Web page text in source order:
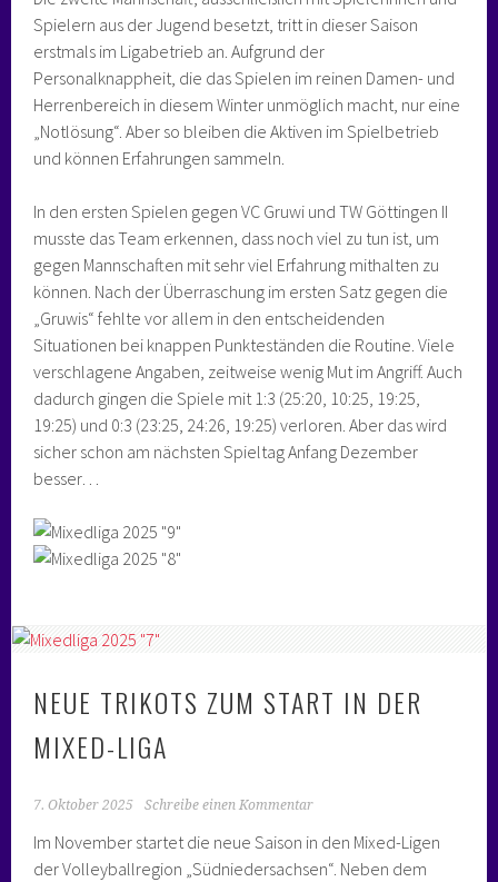
Spielern aus der Jugend besetzt, tritt in dieser Saison
erstmals im Ligabetrieb an. Aufgrund der
Personalknappheit, die das Spielen im reinen Damen- und
Herrenbereich in diesem Winter unmöglich macht, nur eine
„Notlösung“. Aber so bleiben die Aktiven im Spielbetrieb
und können Erfahrungen sammeln.
In den ersten Spielen gegen VC Gruwi und TW Göttingen II
musste das Team erkennen, dass noch viel zu tun ist, um
gegen Mannschaften mit sehr viel Erfahrung mithalten zu
können. Nach der Überraschung im ersten Satz gegen die
„Gruwis“ fehlte vor allem in den entscheidenden
Situationen bei knappen Punkteständen die Routine. Viele
verschlagene Angaben, zeitweise wenig Mut im Angriff. Auch
dadurch gingen die Spiele mit 1:3 (25:20, 10:25, 19:25,
19:25) und 0:3 (23:25, 24:26, 19:25) verloren. Aber das wird
sicher schon am nächsten Spieltag Anfang Dezember
besser…
NEUE TRIKOTS ZUM START IN DER
MIXED-LIGA
7. Oktober 2025 Schreibe einen Kommentar
Im November startet die neue Saison in den Mixed-Ligen
der Volleyballregion „Südniedersachsen“. Neben dem